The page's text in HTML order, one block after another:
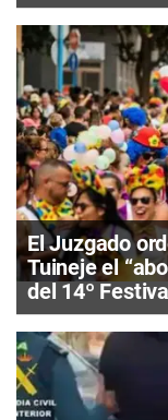
El Juzgado
Tuineje el
del 14º